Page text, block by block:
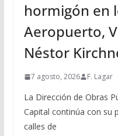
hormigón en
Aeropuerto,
Néstor
7 agosto, 2026 F. Lagar
La Dirección de Obras
Capital continúa con su
calles de